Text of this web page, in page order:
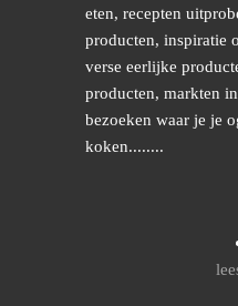
eten, recepten
producten, inspiratie
verse eerlijke
producten, markten
bezoeken waar je je
koken........